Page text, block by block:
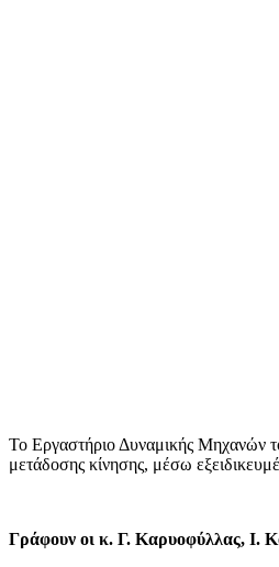
Το Εργαστήριο Δυναμικής Μηχανών
μετάδοσης κίνησης, μέσω
Γράφουν οι κ. Γ. Καρυοφύλλας, Ι.